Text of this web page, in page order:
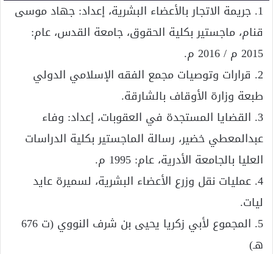
1. جريمة الاتجار بالأعضاء البشرية، إعداد: جهاد موسى
قنام، ماجستير بكلية الحقوق، جامعة القدس، عام:
2015 م / 2016 م.
2. قرارات وتوصيات مجمع الفقه الإسلامي الدولي
طبعة وزارة الأوقاف بالشارقة.
3. القضايا المستجدة في العقوبات، إعداد: وفاء
عبدالمعطي خضير، رسالة الماجستير بكلية الدراسات
العليا بالجامعة الأدرية، عام: 1995 م.
4. عمليات نقل وزرع الأعضاء البشرية، لسميرة عايد
ليات.
5. المجموع لأبي زكريا يحيى بن شرف النووي (ت 676
هـ)